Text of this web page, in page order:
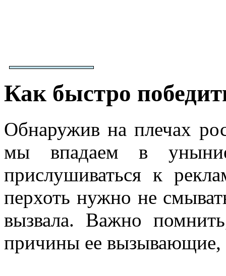
Как быстро
Обнаружив на плечах
мы впадаем в
прислушиваться к
перхоть нужно не
вызвала. Важно
причины ее вызывающие,